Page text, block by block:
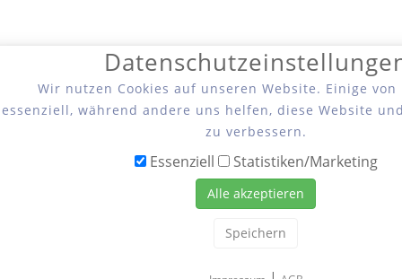
Wir nutzen Cookies auf unseren Website. Einige
essenziell, während andere uns helfen, diese Website
zu verbessern.
Essenziell Statistiken/Marketing
Alle akzeptieren
Speichern